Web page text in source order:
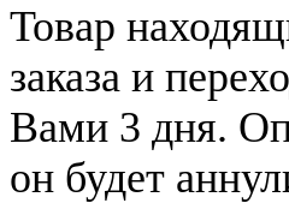
Товар
заказа и
Вами 3 дня.
он будет